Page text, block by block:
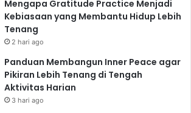
Mengapa Gratitude Practice Menjadi
Kebiasaan yang Membantu Hidup Lebih
Tenang
2 hari ago
Panduan Membangun Inner Peace agar
Pikiran Lebih Tenang di Tengah
Aktivitas Harian
3 hari ago